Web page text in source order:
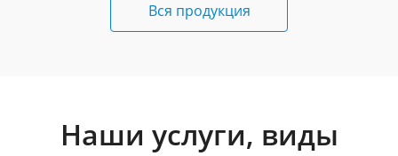
Вся продукция
Наши услуги, виды